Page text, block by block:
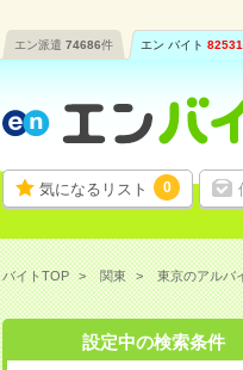
エン派遣 74686件 エン バイト 82531
気になるリスト 0
バイトTOP 関東 東京のアルバ
設定中の検索条件